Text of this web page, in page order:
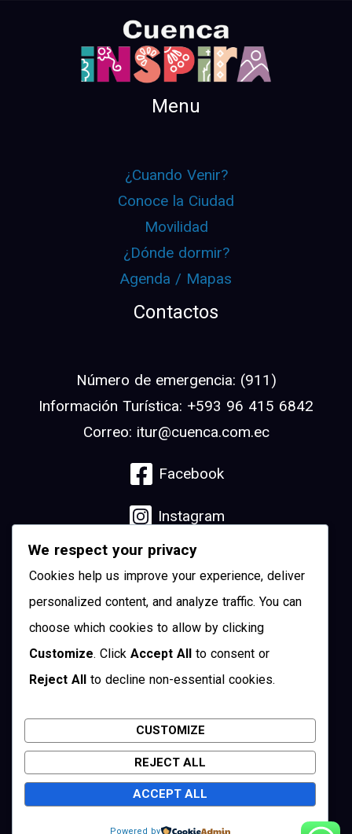
Menu
¿Cuando Venir?
Conoce la Ciudad
Movilidad
¿Dónde dormir?
Agenda / Mapas
Contactos
Número de emergencia: (911)
Información Turística: +593 96 415 6842
Correo: itur@cuenca.com.ec
Facebook
Instagram
Linkedin
YouTube
Twitter
Cuenca, Ecuador
We respect your privacy
Cookies help us improve your experience, deliver
personalized content, and analyze traffic. You can
choose which cookies to allow by clicking
Customize. Click Accept All
to consent or
Reject All
to decline non-essential cookies.
CUSTOMIZE
REJECT ALL
ACCEPT ALL
Powered by